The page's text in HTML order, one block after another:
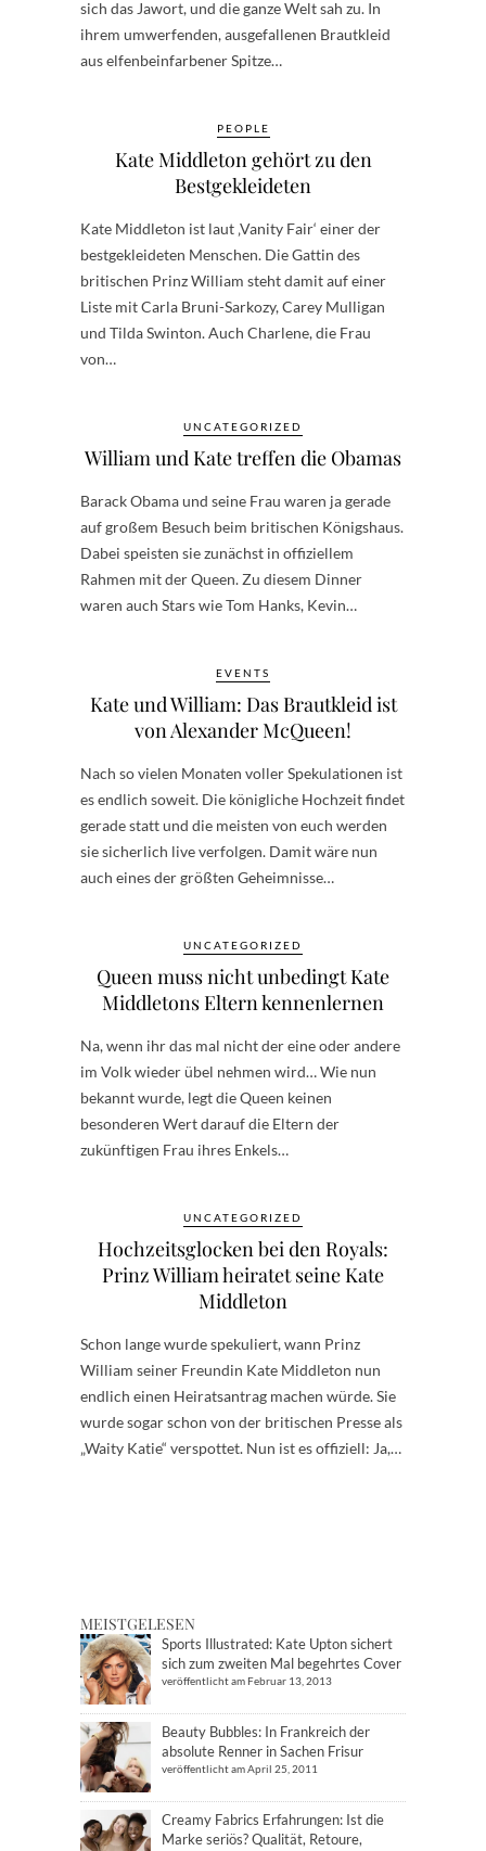
sich das Jawort, und die ganze Welt sah zu. In
ihrem umwerfenden, ausgefallenen Brautkleid
aus elfenbeinfarbener Spitze…
PEOPLE
Kate Middleton gehört zu den
Bestgekleideten
Kate Middleton ist laut ‚Vanity Fair‘ einer der
bestgekleideten Menschen. Die Gattin des
britischen Prinz William steht damit auf einer
Liste mit Carla Bruni-Sarkozy, Carey Mulligan
und Tilda Swinton. Auch Charlene, die Frau
von…
UNCATEGORIZED
William und Kate treffen die Obamas
Barack Obama und seine Frau waren ja gerade
auf großem Besuch beim britischen Königshaus.
Dabei speisten sie zunächst in offiziellem
Rahmen mit der Queen. Zu diesem Dinner
waren auch Stars wie Tom Hanks, Kevin…
EVENTS
Kate und William: Das Brautkleid ist
von Alexander McQueen!
Nach so vielen Monaten voller Spekulationen ist
es endlich soweit. Die königliche Hochzeit findet
gerade statt und die meisten von euch werden
sie sicherlich live verfolgen. Damit wäre nun
auch eines der größten Geheimnisse…
UNCATEGORIZED
Queen muss nicht unbedingt Kate
Middletons Eltern kennenlernen
Na, wenn ihr das mal nicht der eine oder andere
im Volk wieder übel nehmen wird… Wie nun
bekannt wurde, legt die Queen keinen
besonderen Wert darauf die Eltern der
zukünftigen Frau ihres Enkels…
UNCATEGORIZED
Hochzeitsglocken bei den Royals:
Prinz William heiratet seine Kate
Middleton
Schon lange wurde spekuliert, wann Prinz
William seiner Freundin Kate Middleton nun
endlich einen Heiratsantrag machen würde. Sie
wurde sogar schon von der britischen Presse als
„Waity Katie“ verspottet. Nun ist es offiziell: Ja,…
MEISTGELESEN
Sports Illustrated: Kate Upton sichert
sich zum zweiten Mal begehrtes Cover
veröffentlicht am Februar 13, 2013
Beauty Bubbles: In Frankreich der
absolute Renner in Sachen Frisur
veröffentlicht am April 25, 2011
Creamy Fabrics Erfahrungen: Ist die
Marke seriös? Qualität, Retoure,